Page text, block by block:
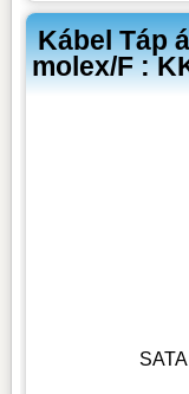
Kábel Táp
molex/F :